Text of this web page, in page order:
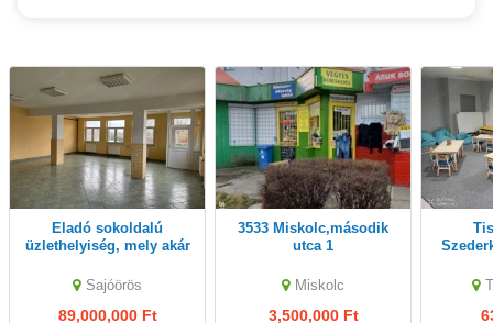
Eladó sokoldalú
üzlethelyiség, mely akár
alakítható!
Sajóörös
89,000,000 Ft
3533 Miskolc,második
utca 1
Miskolc
3,500,000 Ft
Tiszaújváros,